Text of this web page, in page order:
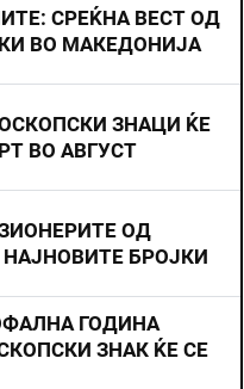
СРЕЌНА ВЕСТ ОД
ВО МАКЕДОНИЈА
ЗНАЦИ ЌЕ
ВО АВГУСТ
ОД
БРОЈКИ
ГОДИНА
ЗНАК ЌЕ СЕ